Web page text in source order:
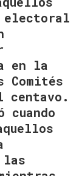
electoral
en la
centavo.
cuando
las